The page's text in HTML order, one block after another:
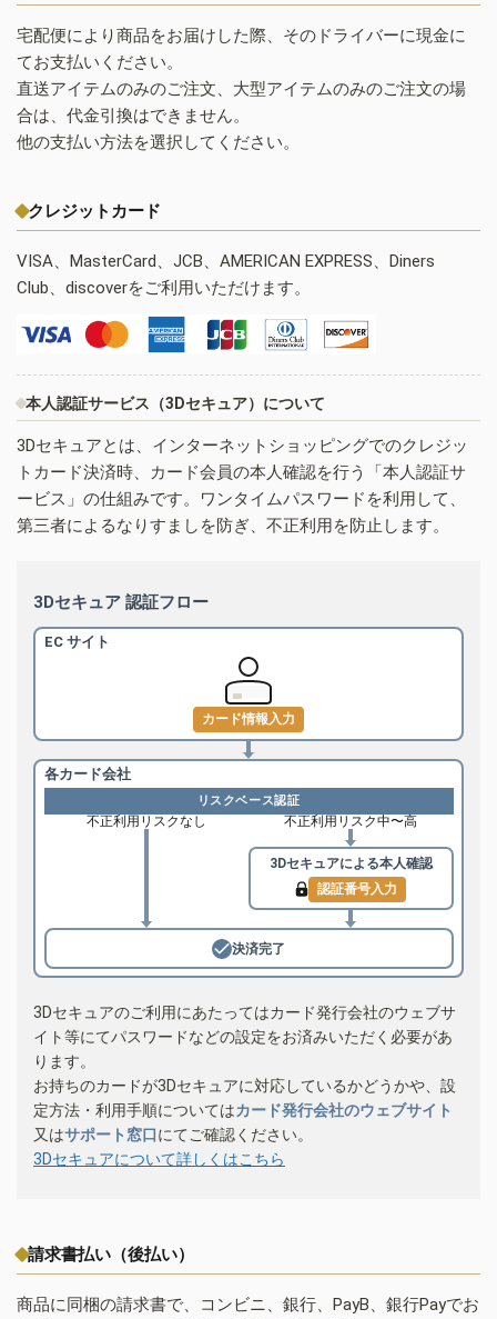
宅配便により商品をお届けした際、そのドライバーに現金に
てお支払いください。
直送アイテムのみのご注文、大型アイテムのみのご注文の場
合は、代金引換はできません。
他の支払い方法を選択してください。
クレジットカード
VISA、MasterCard、JCB、AMERICAN EXPRESS、Diners
Club、discoverをご利用いただけます。
本人認証サービス（3Dセキュア）について
3Dセキュアとは、インターネットショッピングでのクレジッ
トカード決済時、カード会員の本人確認を行う「本人認証サ
ービス」の仕組みです。ワンタイムパスワードを利用して、
第三者によるなりすましを防ぎ、不正利用を防止します。
3Dセキュア 認証フロー
EC サイト
カード情報入力
各カード会社
リスクベース認証
不正利用リスクなし 不正利用リスク中〜高
3Dセキュアによる本人確認
認証番号入力
決済完了
3Dセキュアのご利用にあたってはカード発行会社のウェブサ
イト等にてパスワードなどの設定をお済みいただく必要があ
ります。
お持ちのカードが3Dセキュアに対応しているかどうかや、設
定方法・利用手順についてはカード発行会社のウェブサイト
又はサポート窓口にてご確認ください。
3Dセキュアについて詳しくはこちら
請求書払い（後払い）
商品に同梱の請求書で、コンビニ、銀行、PayB、銀行Payでお